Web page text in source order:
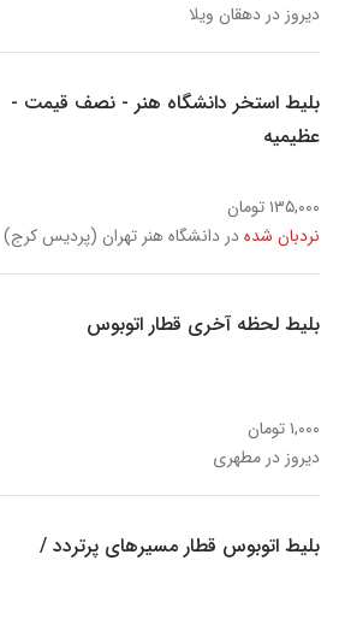
دیروز در دهقان ویلا
بلیط استخر دانشگاه هنر - نصف قیمت -
عظیمیه
۱۳۵,۰۰۰ تومان
نردبان شدهدر دانشگاه هنر تهران (پردیس کرج)
بلیط لحظه آخری قطار اتوبوس
۱,۰۰۰ تومان
دیروز در مطهری
بلیط اتوبوس قطار مسیرهای پرتردد /